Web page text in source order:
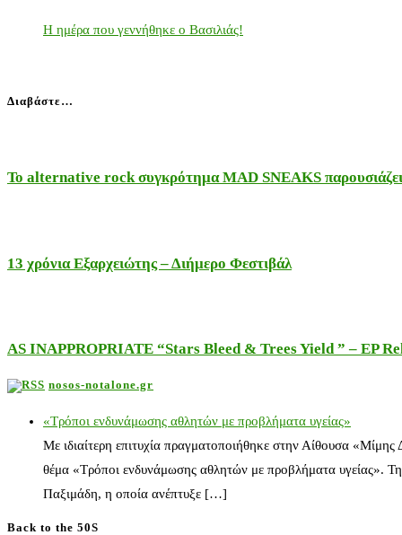
Η ημέρα που γεννήθηκε ο Βασιλιάς!
Διαβάστε…
Το alternative rock συγκρότημα MAD SNEAKS
13 χρόνια Εξαρχειώτης – Διήμερο Φεστιβάλ
AS INAPPROPRIATE “Stars Bleed & Trees Yield ” – EP
nosos-notalone.gr
«Τρόποι ενδυνάμωσης αθλητών με προβλήματα υγείας»
Με ιδιαίτερη επιτυχία πραγματοποιήθηκε στην Αίθουσα
θέμα «Τρόποι ενδυνάμωσης αθλητών με προβλήματα υγείας».
Παξιμάδη, η οποία ανέπτυξε […]
Back to the 50S